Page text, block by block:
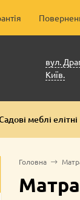
вул.
Київ.
меблі елітні
Головна